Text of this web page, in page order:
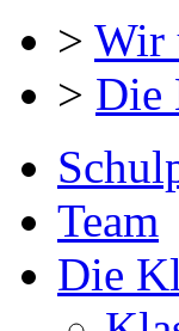
> Wir
> Die
Team
Die